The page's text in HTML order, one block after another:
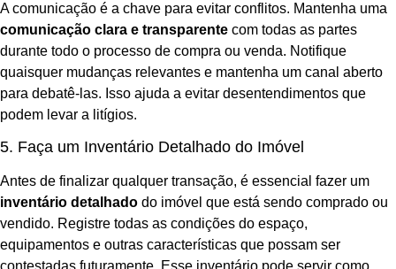
A comunicação é a chave para evitar conflitos. Mantenha uma
comunicação clara e transparente com todas as partes
durante todo o processo de compra ou venda. Notifique
quaisquer mudanças relevantes e mantenha um canal aberto
para debatê-las. Isso ajuda a evitar desentendimentos que
podem levar a litígios.
5. Faça um Inventário Detalhado do Imóvel
Antes de finalizar qualquer transação, é essencial fazer um
inventário detalhado do imóvel que está sendo comprado ou
vendido. Registre todas as condições do espaço,
equipamentos e outras características que possam ser